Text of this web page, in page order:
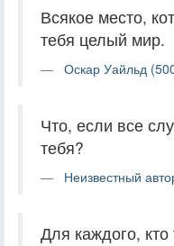
Всякое место,
тебя целый мир.
Оскар Уайльд
Что, если все
тебя?
Неизвестный
Для каждого,